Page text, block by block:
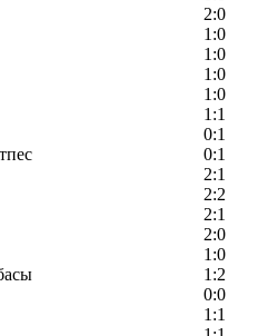
2:0
1:0
1:0
1:0
1:0
1:1
0:1
0:1
2:1
2:2
2:1
2:0
1:0
1:2
0:0
1:1